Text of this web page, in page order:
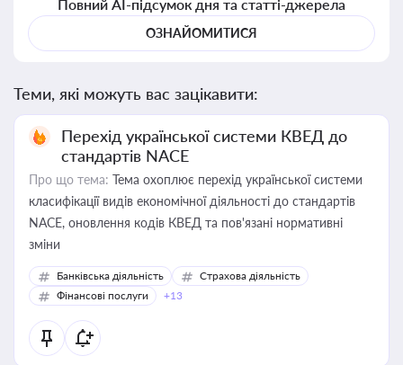
Повний AI-підсумок дня та статті-джерела
ОЗНАЙОМИТИСЯ
Теми, які можуть вас зацікавити:
Перехід української системи КВЕД до
стандартів NACE
Про що тема: Тема охоплює перехід української системи
класифікації видів економічної діяльності до стандартів
NACE, оновлення кодів КВЕД та пов'язані нормативні
зміни
Банківська діяльність
Страхова діяльність
Фінансові послуги
+13